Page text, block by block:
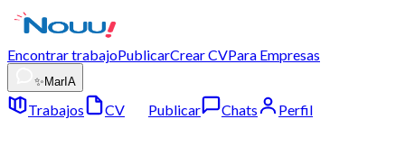
Encontrar trabajoPublicarCrear CVPara Empresas
✨ MarIA
Trabajos CV Publicar Chats Perfil